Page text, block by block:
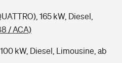
165 kW, Diesel,
/ ACA)
kW, Diesel, Limousine, ab